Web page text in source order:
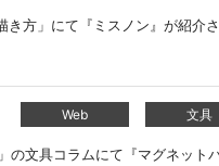
方」にて『ミスノン』が紹介さ
Web 文具
の文具コラムにて『マグネット